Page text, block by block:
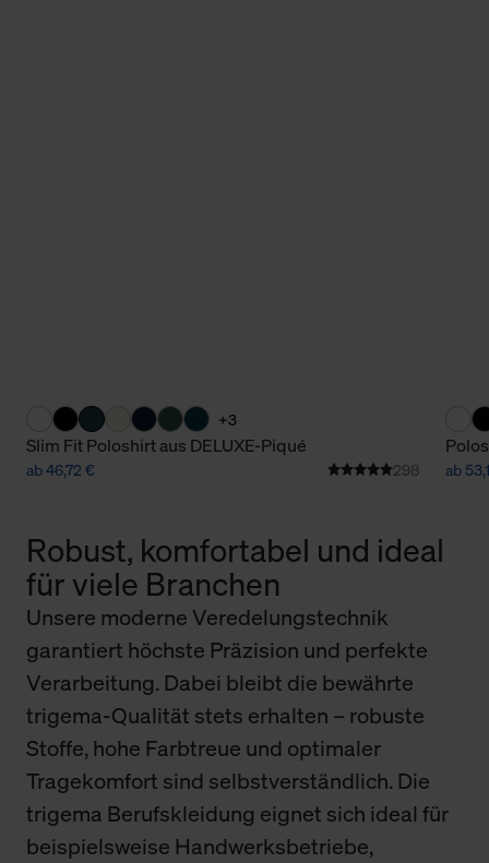
+3
Slim Fit Poloshirt aus DELUXE-Piqué
ab 46,72 € 298 ab
Robust, komfortabel und ideal
für viele Branchen
Unsere moderne Veredelungstechnik
garantiert höchste Präzision und perfekte
Verarbeitung. Dabei bleibt die bewährte
trigema-Qualität stets erhalten – robuste
Stoffe, hohe Farbtreue und optimaler
Tragekomfort sind selbstverständlich. Die
trigema Berufskleidung eignet sich ideal für
beispielsweise Handwerksbetriebe,